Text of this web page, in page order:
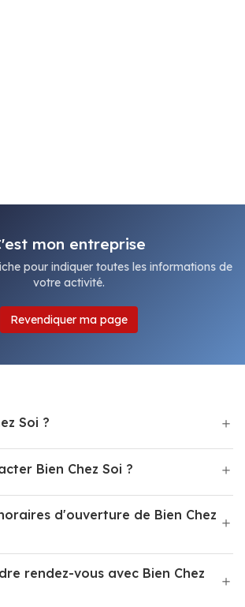
mon entreprise
pour indiquer toutes les informations de
votre activité.
Revendiquer ma page
Soi ?
Bien Chez Soi ?
d'ouverture de Bien Chez
rendez-vous avec Bien Chez